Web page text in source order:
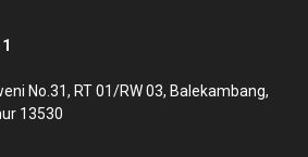
No.31, RT 01/RW 03, Balekambang,
13530